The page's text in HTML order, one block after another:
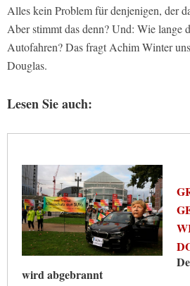
Alles kein Problem für denjenigen, der
Aber stimmt das denn? Und: Wie lange
Autofahren? Das fragt Achim Winter
Douglas.
Lesen Sie auch:
wird abgebrannt